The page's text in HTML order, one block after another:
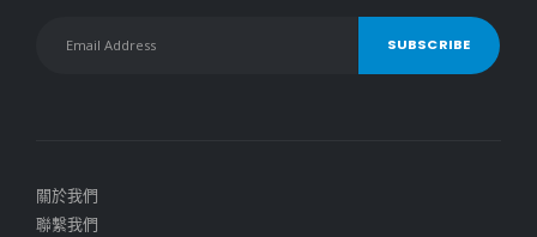
關於我們
聯繫我們